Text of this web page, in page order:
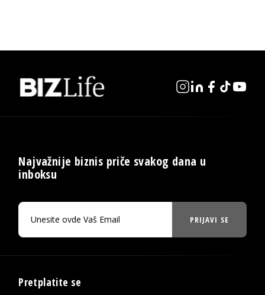
Najvažnije biznis priče svakog dana u
inboksu
PRIJAVI SE
Pretplatite se